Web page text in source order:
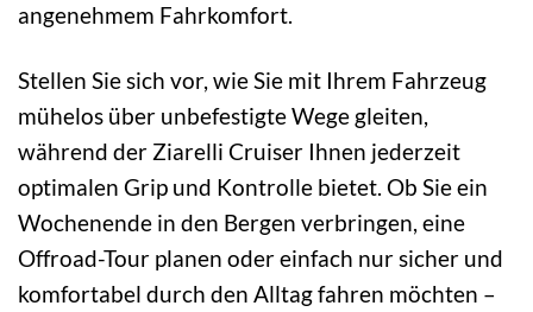
angenehmem Fahrkomfort.
Stellen Sie sich vor, wie Sie mit Ihrem Fahrzeug
mühelos über unbefestigte Wege gleiten,
während der Ziarelli Cruiser Ihnen jederzeit
optimalen Grip und Kontrolle bietet. Ob Sie ein
Wochenende in den Bergen verbringen, eine
Offroad-Tour planen oder einfach nur sicher und
komfortabel durch den Alltag fahren möchten –